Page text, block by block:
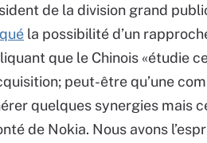
de la division grand
la possibilité d’un
que le Chinois «étudie
peut-être qu’une
quelques synergies mais
de Nokia. Nous avons